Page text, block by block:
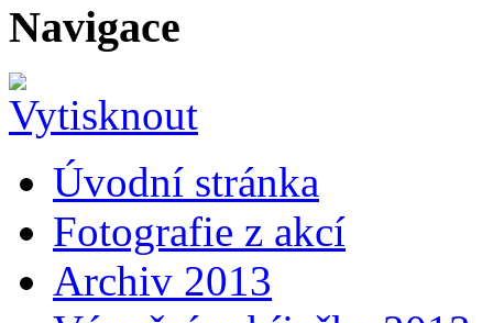
Navigace
Úvodní stránka
Fotografie z akcí
Archiv 2013